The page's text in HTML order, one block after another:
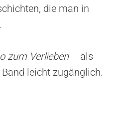
die man in
zum Verlieben– als
leicht zugänglich.